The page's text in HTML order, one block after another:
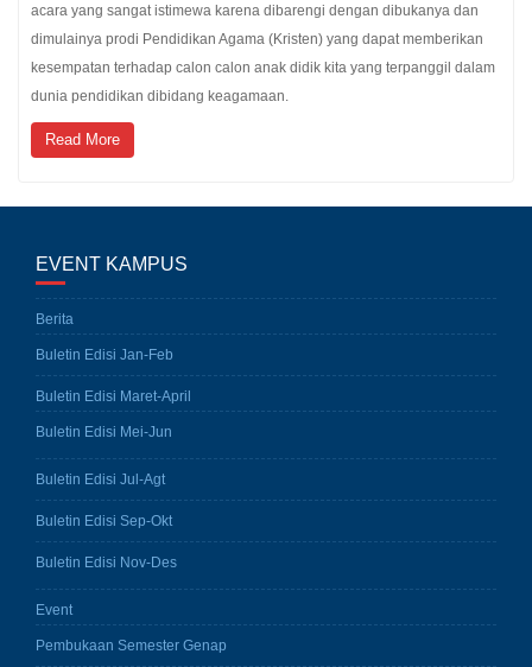
acara yang sangat istimewa karena dibarengi dengan dibukanya dan
dimulainya prodi Pendidikan Agama (Kristen) yang dapat memberikan
kesempatan terhadap calon calon anak didik kita yang terpanggil dalam
dunia pendidikan dibidang keagamaan.
Read More
EVENT KAMPUS
Berita
Buletin Edisi Jan-Feb
Buletin Edisi Maret-April
Buletin Edisi Mei-Jun
Buletin Edisi Jul-Agt
Buletin Edisi Sep-Okt
Buletin Edisi Nov-Des
Event
Pembukaan Semester Genap